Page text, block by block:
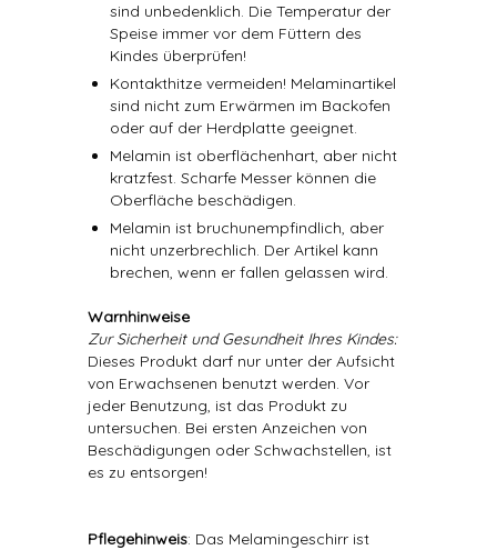
sind unbedenklich. Die Temperatur der
Speise immer vor dem Füttern des
Kindes überprüfen!
Kontakthitze vermeiden! Melaminartikel
sind nicht zum Erwärmen im Backofen
oder auf der Herdplatte geeignet.
Melamin ist oberflächenhart, aber nicht
kratzfest. Scharfe Messer können die
Oberfläche beschädigen.
Melamin ist bruchunempfindlich, aber
nicht unzerbrechlich. Der Artikel kann
brechen, wenn er fallen gelassen wird.
Warnhinweise
Zur Sicherheit und Gesundheit Ihres Kindes:
Dieses Produkt darf nur unter der Aufsicht
von Erwachsenen benutzt werden. Vor
jeder Benutzung, ist das Produkt zu
untersuchen. Bei ersten Anzeichen von
Beschädigungen oder Schwachstellen, ist
es zu entsorgen!
Pflegehinweis: Das Melamingeschirr ist